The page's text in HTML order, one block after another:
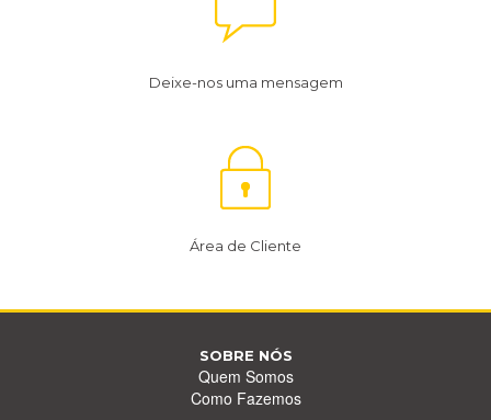
Deixe-nos uma mensagem
Área de Cliente
SOBRE NÓS
Quem Somos
Como Fazemos